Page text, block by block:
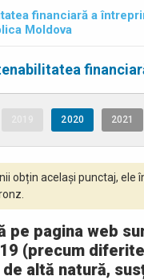
financiară a
Moldova
2020 2021
obțin același punctaj,
pe pagina web
(precum
altă natură,